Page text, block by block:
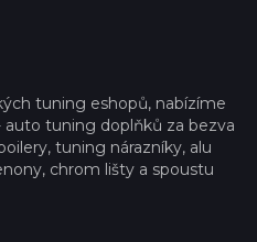
tuning eshopů, nabízíme
tuning doplňků za bezva
tuning nárazníky, alu
chrom lišty a spoustu